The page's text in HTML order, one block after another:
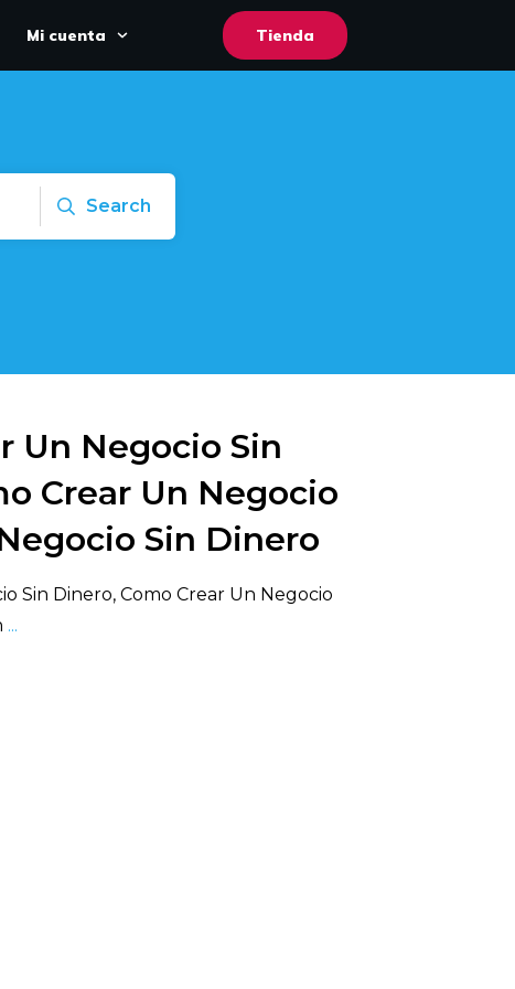
Mi cuenta Tienda
Search
Un Negocio Sin
Crear Un Negocio
Sin Dinero
Sin Dinero, Como Crear Un Negocio
...